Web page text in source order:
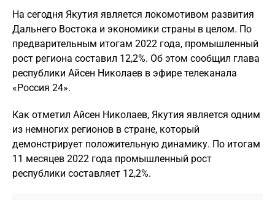
На сегодня Якутия является локомотивом развития
Дальнего Востока и экономики страны в целом. По
предварительным итогам 2022 года, промышленный
рост региона составил 12,2%. Об этом сообщил глава
республики Айсен Николаев в эфире телеканала
«Россия 24».
Как отметил Айсен Николаев, Якутия является одним
из немногих регионов в стране, который
демонстрирует положительную динамику. По итогам
11 месяцев 2022 года промышленный рост
республики составляет 12,2%.